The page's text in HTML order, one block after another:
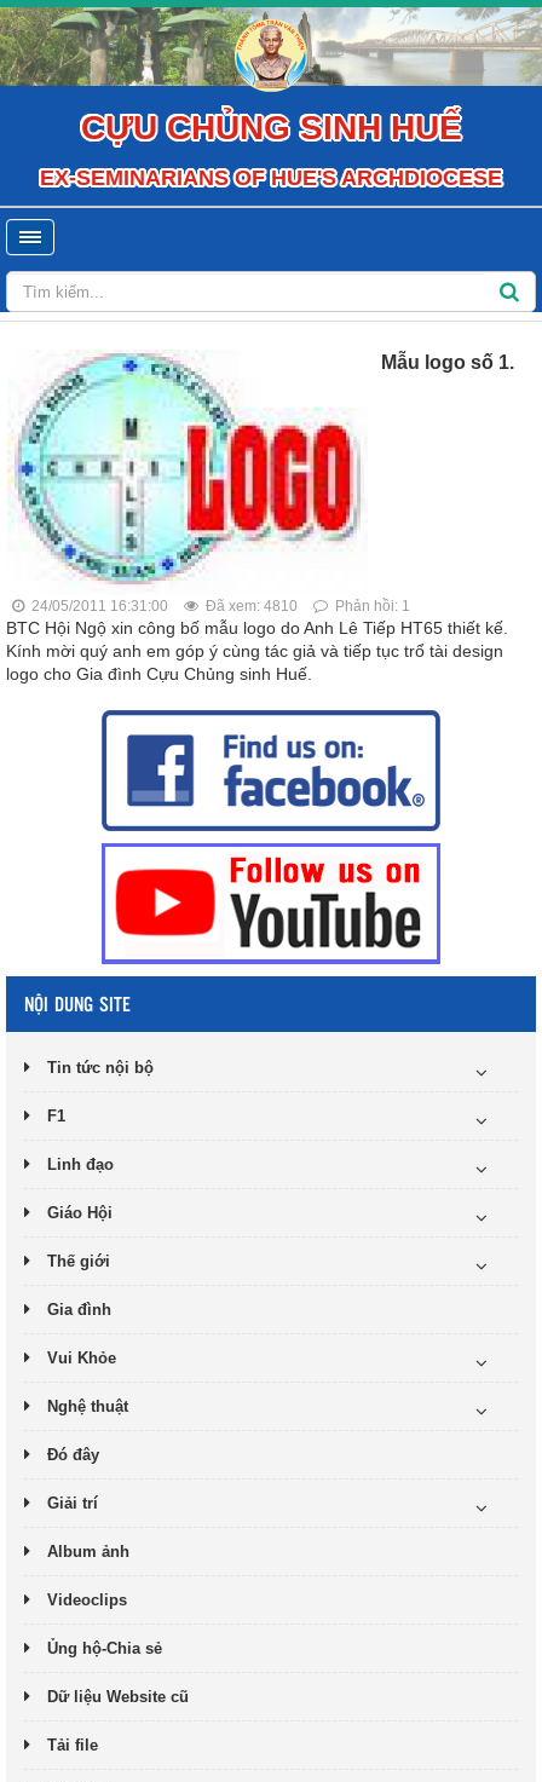
CỰU CHỦNG SINH HUẾ
EX-SEMINARIANS OF HUE'S ARCHDIOCESE
Mẫu logo số 1.
24/05/2011 16:31:00 Đã xem: 4810 Phản hồi: 1
BTC Hội Ngộ xin công bố mẫu logo do Anh Lê Tiếp HT65 thiết kế.
Kính mời quý anh em góp ý cùng tác giả và tiếp tục trổ tài design
logo cho Gia đình Cựu Chủng sinh Huế.
NỘI DUNG SITE
Tin tức nội bộ
F1
Linh đạo
Giáo Hội
Thế giới
Gia đình
Vui Khỏe
Nghệ thuật
Đó đây
Giải trí
Album ảnh
Videoclips
Ủng hộ-Chia sẻ
Dữ liệu Website cũ
Tải file